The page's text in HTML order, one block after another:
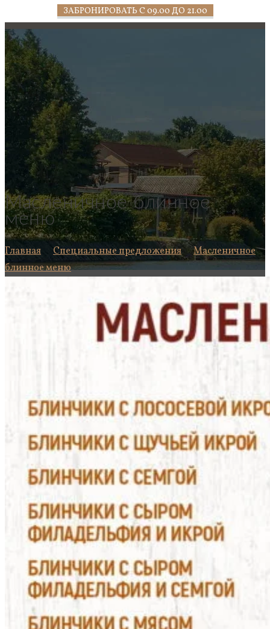
ЗАБРОНИРОВАТЬ С 09.00 ДО 21.00
Масленичное блинное
меню
Главная Специальные предложения
Масленичное
блинное меню